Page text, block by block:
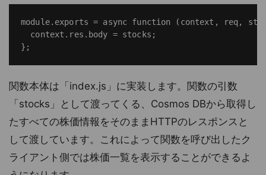
module.exports = async function (context, req,
  context.res.body = stocks;
関数本体は「index.js」に実装します。関数の引数
「stocks」として渡ってくる、Cosmos DBから取得し
たすべての株価情報をそのままHTTPのレスポンスと
して渡しています。これによって関数を呼び出したク
ライアント側では株価一覧を表示することができるよ